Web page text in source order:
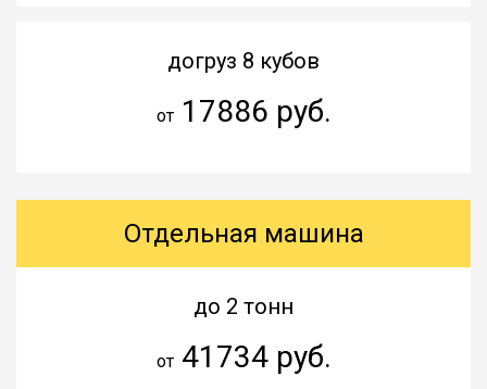
догруз 8 кубов
от17886 руб.
Отдельная машина
до 2 тонн
от41734 руб.